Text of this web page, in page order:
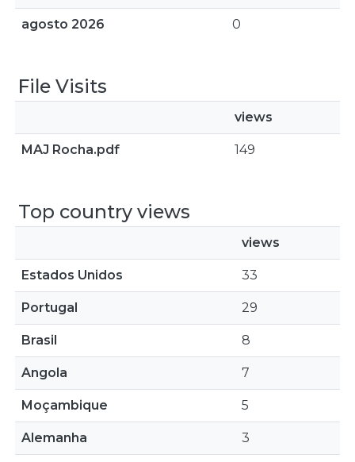
agosto 2026 0
File Visits
views
MAJ Rocha.pdf 149
Top country views
views
Estados Unidos 33
Portugal 29
Brasil 8
Angola 7
Moçambique 5
Alemanha 3